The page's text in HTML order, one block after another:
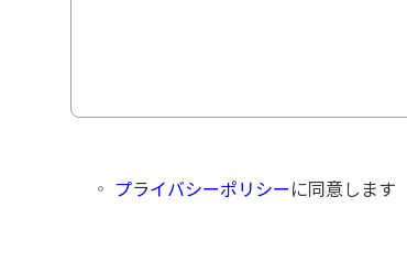
プライバシーポリシーに同意します